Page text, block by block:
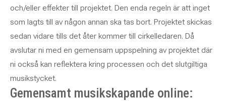
och/eller effekter till projektet. Den enda regeln är att inget
som lagts till av någon annan ska tas bort. Projektet skickas
sedan vidare tills det åter kommer till cirkelledaren. Då
avslutar ni med en gemensam uppspelning av projektet där
ni också kan reflektera kring processen och det slutgiltiga
musikstycket.
Gemensamt musikskapande online: